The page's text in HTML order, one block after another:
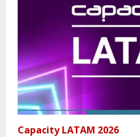
Capacity LATAM 2026